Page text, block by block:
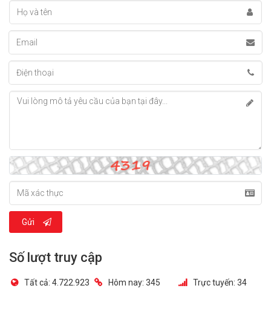
Gửi
Số lượt truy cập
Tất cả: 4.722.923 Hôm nay:345 Trực tuyến: 34